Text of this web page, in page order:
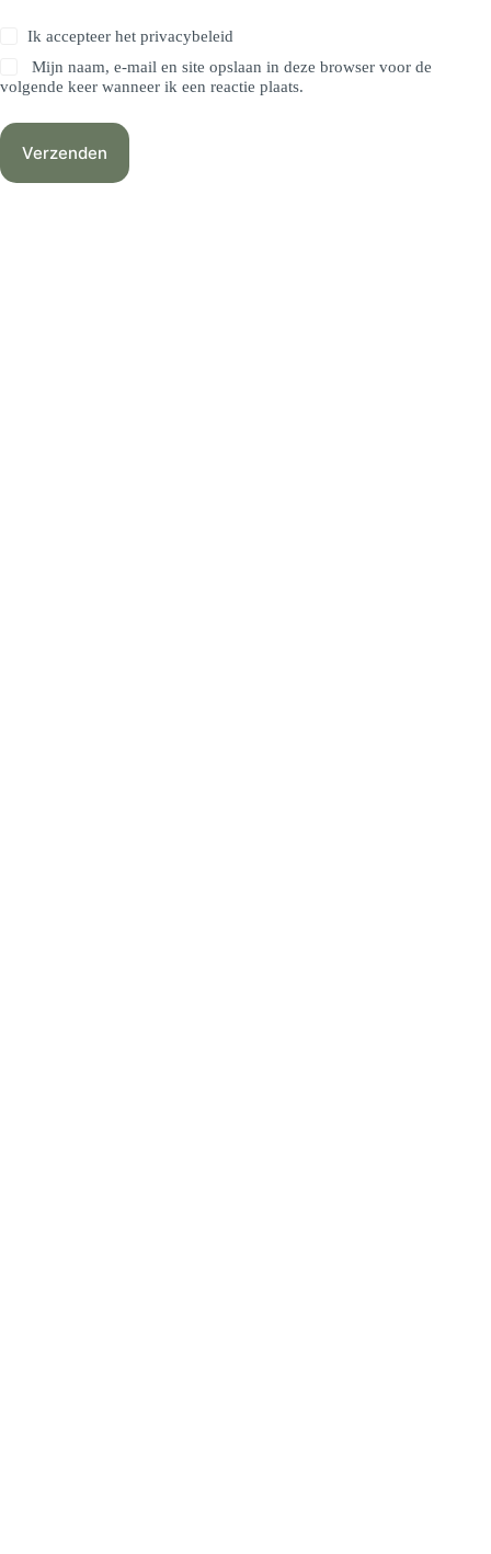
Ik accepteer hetprivacybeleid
Mijn naam, e-mail en site opslaan in deze browser voor de
volgende keer wanneer ik een reactie plaats.
Verzenden